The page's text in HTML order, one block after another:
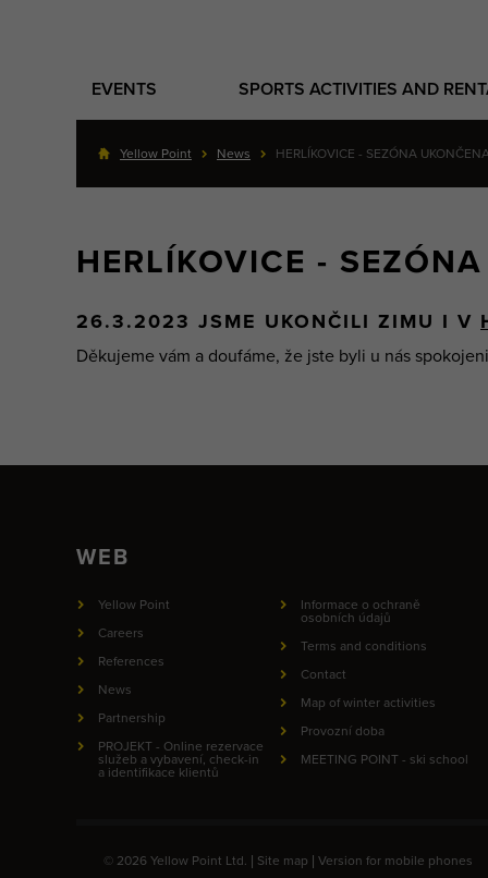
EVENTS SPORTS ACTIVITIES AND
Yellow Point News HERLÍKOVICE - SEZÓNA
HERLÍKOVICE -
26.3.2023 JSME UKONČILI ZIMU I V
Děkujeme vám a doufáme, že jste byli u nás
WEB
Yellow Point
Careers
References
News
Partnership
PROJEKT - Online rezervace
služeb a vybavení, check-in
a identifikace klientů
Informace o ochraně
osobních údajů
Terms and conditions
Contact
Map of winter activities
Provozní doba
MEETING POINT - ski school
© 2026 Yellow Point Ltd. | Site map Version for mobile phones